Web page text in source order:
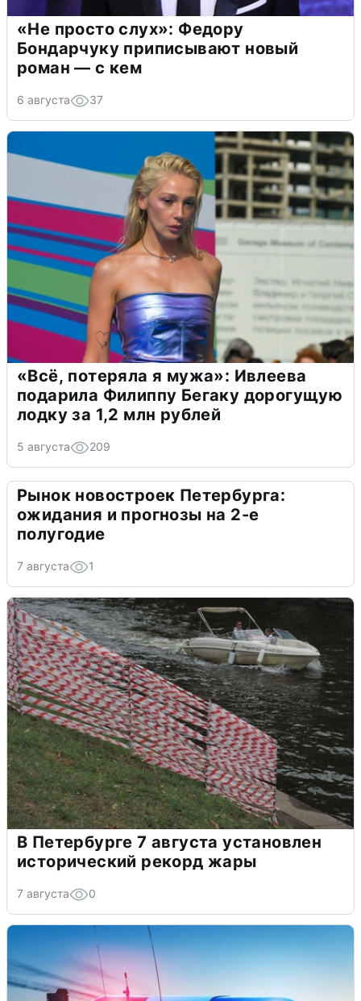
«Не просто слух»: Федору
Бондарчуку приписывают новый
роман — с кем
6 августа 37
«Всё, потеряла я мужа»: Ивлеева
подарила Филиппу Бегаку дорогущую
лодку за 1,2 млн рублей
5 августа 209
Рынок новостроек Петербурга:
ожидания и прогнозы на 2-е
полугодие
7 августа 1
В Петербурге 7 августа установлен
исторический рекорд жары
7 августа 0